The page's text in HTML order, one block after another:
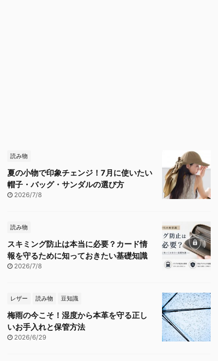
読み物
夏の小物で印象チェンジ！7月に使いたい
帽子・バッグ・サンダルの選び方
2026/7/8
読み物
スキミング防止は本当に必要？カード情
報を守るために知っておきたい基礎知識
2026/7/8
レザー 読み物 豆知識
梅雨の今こそ！湿度から本革を守る正し
いお手入れと保管方法
2026/6/29